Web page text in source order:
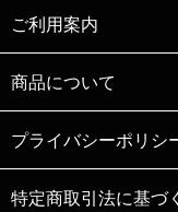
ご利用案内
商品について
プライバシーポリシ
特定商取引法に基づ
Copyright